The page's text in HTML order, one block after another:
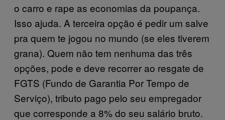
o carro e rape as economias da poupança.
Isso ajuda. A terceira opção é pedir um salve
pra quem te jogou no mundo (se eles tiverem
grana). Quem não tem nenhuma das três
opções, pode e deve recorrer ao resgate de
FGTS (Fundo de Garantia Por Tempo de
Serviço), tributo pago pelo seu empregador
que corresponde a 8% do seu salário bruto.